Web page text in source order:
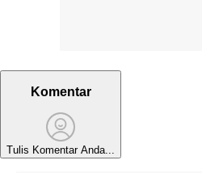
Komentar
Tulis Komentar Anda...